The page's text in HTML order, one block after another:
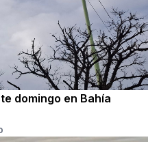
domingo en Bahía